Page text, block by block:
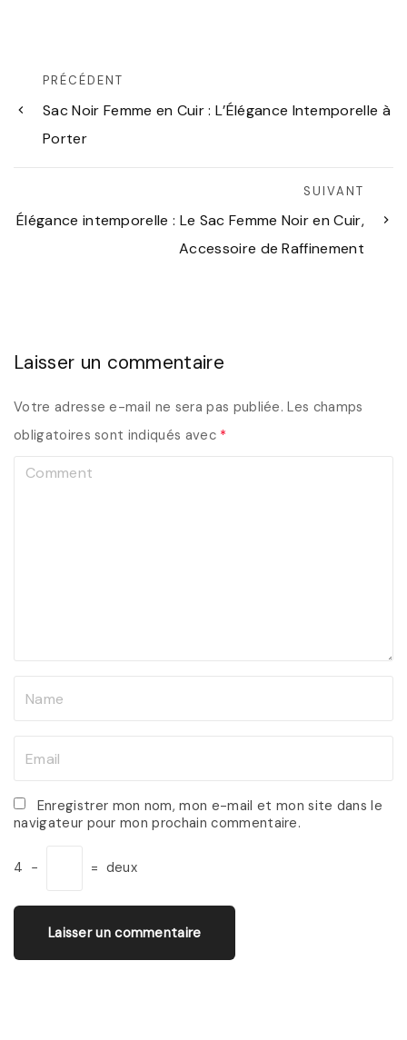
PRÉCÉDENT
Sac Noir Femme en Cuir : L’Élégance Intemporelle à
Porter
SUIVANT
Élégance intemporelle : Le Sac Femme Noir en Cuir,
Accessoire de Raffinement
Laisser un commentaire
Votre adresse e-mail ne sera pas publiée. Les champs
obligatoires sont indiqués avec *
*
a
i
Enregistrer mon nom, mon e-mail et mon site dans le
navigateur pour mon prochain commentaire.
4 − = deux